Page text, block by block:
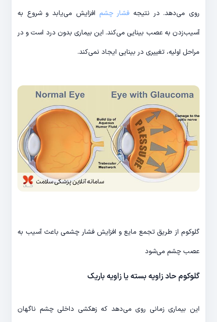
روی می‌دهد. در نتیجه فشار چشم افزایش می‌یابد و شروع به
آسیب‌زدن به عصب بینایی می‌کند. این بیماری بدون درد است و در
مراحل اولیه، تغییری در بینایی ایجاد نمی‌کند.
گلوکوم از طریق تجمع مایع و افزایش فشار چشمی باعث آسیب به
عصب چشم می‌شود
گلوکوم حاد زاویه بسته یا زاویه باریک
این بیماری زمانی روی می‌دهد که زهکشی داخلی چشم ناگهان